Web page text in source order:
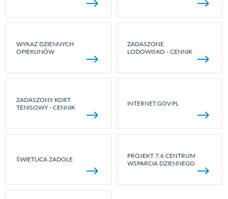
WYKAZ DZIENNYCH
OPIEKUNÓW
ZADASZONE
LODOWISKO - CENNIK
ZADASZONY KORT
TENISOWY - CENNIK
INTERNET.GOV.PL
ŚWIETLICA ZADOLE
PROJEKT 7.6 CENTRUM
WSPARCIA DZIENNEGO